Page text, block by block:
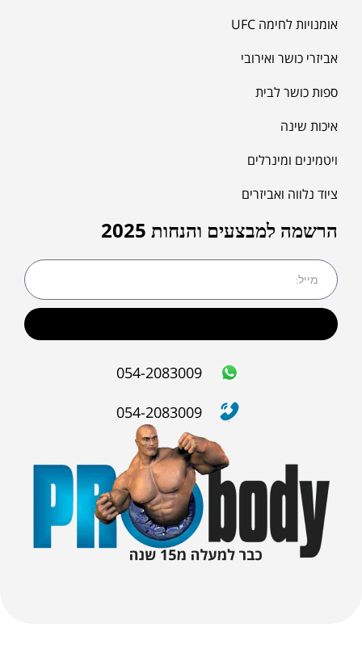
אומנויות לחימה UFC
אביזרי כושר ואירובי
ספות כושר לבית
איכות שינה
ויטמינים ומינרלים
ציוד נלווה ואביזרים
הרשמה למבצעים והנחות 2025
054-2083009
054-2083009